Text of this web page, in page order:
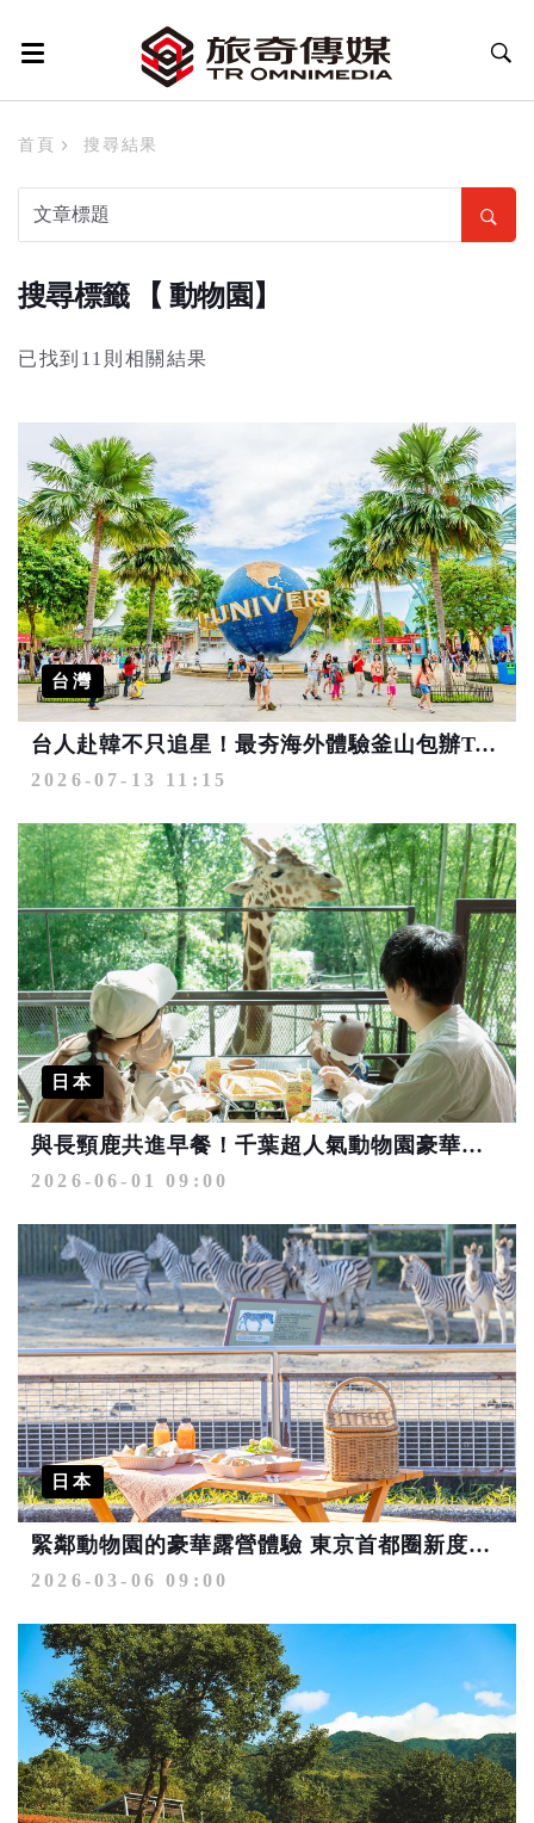
首頁 搜尋結果
搜尋標籤 【 動物園】
已找到11則相關結果
台灣
台人赴韓不只追星！最夯海外體驗釜山包辦Top3兩席 北海岸成外籍旅客來台最愛
2026-07-13 11:15
日本
與長頸鹿共進早餐！千葉超人氣動物園豪華露營「THE BAMBOO FOREST」
2026-06-01 09:00
日本
緊鄰動物園的豪華露營體驗 東京首都圈新度假村3/11正式開幕
2026-03-06 09:00